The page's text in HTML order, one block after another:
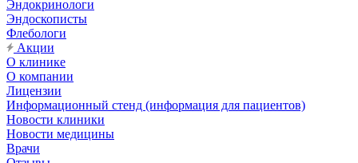
Эндокринологи
Эндоскописты
Флебологи
Акции
О клинике
О компании
Лицензии
Информационный стенд (информация для пациентов)
Новости клиники
Новости медицины
Врачи